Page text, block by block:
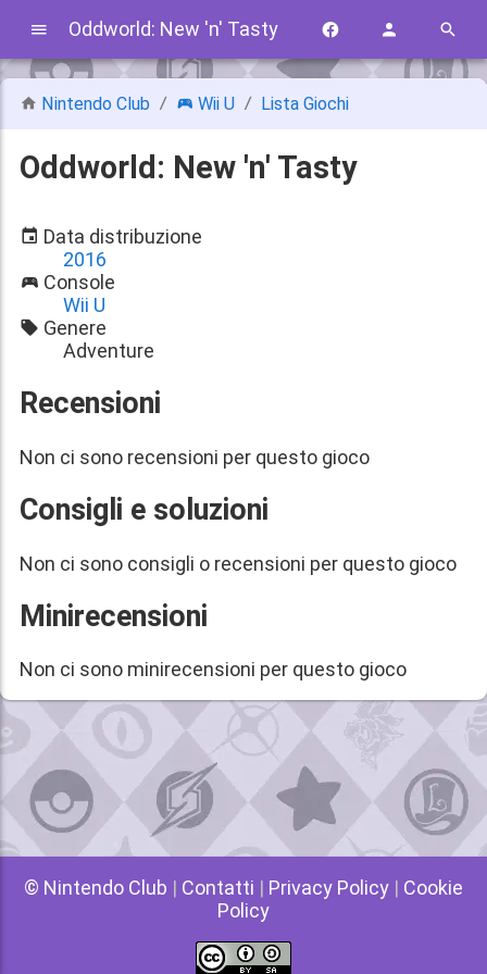
Oddworld: New 'n' Tasty
Nintendo Club Wii U Lista Giochi
Oddworld: New 'n' Tasty
Data distribuzione
2016
Console
Wii U
Genere
Adventure
Recensioni
Non ci sono recensioni per questo gioco
Consigli e soluzioni
Non ci sono consigli o recensioni per questo gioco
Minirecensioni
Non ci sono minirecensioni per questo gioco
© Nintendo Club | Contatti | Privacy Policy | Cookie
Policy